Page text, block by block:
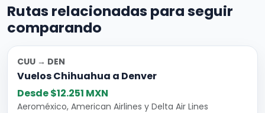
Rutas relacionadas para seguir
comparando
CUU → DEN
Vuelos Chihuahua a Denver
Desde $12.251 MXN
Aeroméxico, American Airlines y Delta Air Lines